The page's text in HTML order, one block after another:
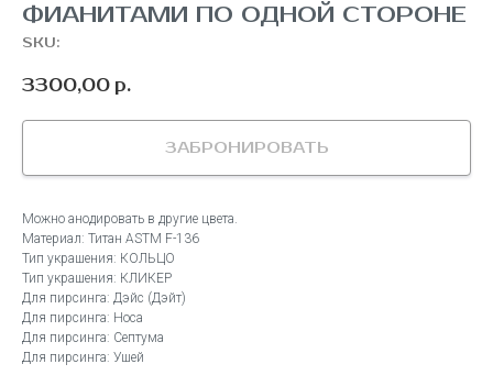
ФИАНИТАМИ ПО ОДНОЙ СТОРОНЕ
SKU:
3300,00 р.
ЗАБРОНИРОВАТЬ
Можно анодировать в другие цвета.
Материал: Титан ASTM F-136
Тип украшения: КОЛЬЦО
Тип украшения: КЛИКЕР
Для пирсинга: Дэйс (Дэйт)
Для пирсинга: Носа
Для пирсинга: Септума
Для пирсинга: Ушей